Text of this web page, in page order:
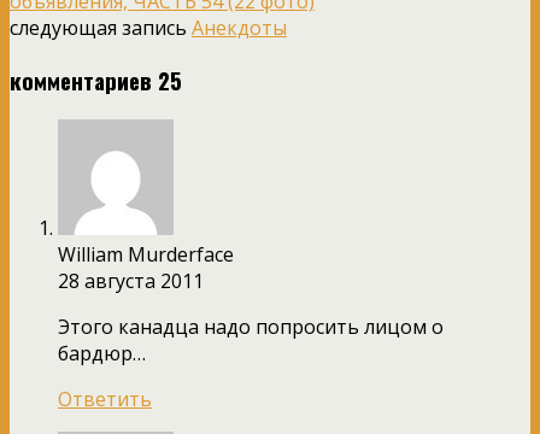
следующая запись Анекдоты
комментариев 25
William Murderface
28 августа 2011
Этого канадца надо попросить лицом о
бардюр…
Ответить